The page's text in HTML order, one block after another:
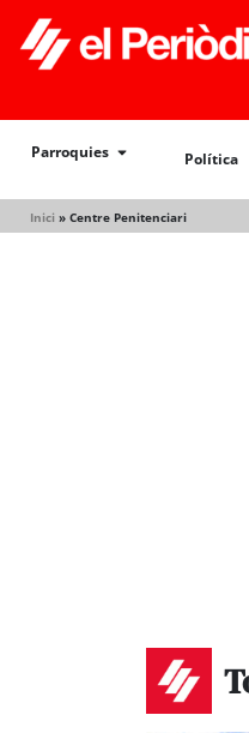
Parroquies Política
Inici » Centre Penitenciari
Política